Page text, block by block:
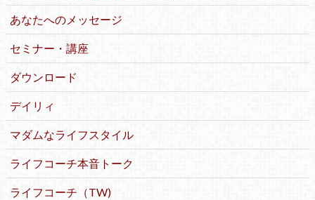
あなたへのメッセージ
セミナー・講座
ダウンロード
デイリィ
マダムなライフスタイル
ライフコーチ本音トーク
ライフコーチ（TW)